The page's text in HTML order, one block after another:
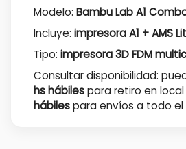
Modelo: Bambu Lab A1
Incluye: impresora A1 + AMS
Tipo: impresora 3D FDM
Consultar disponibilidad:
hs hábilespara retiro en
hábilespara envíos a todo el